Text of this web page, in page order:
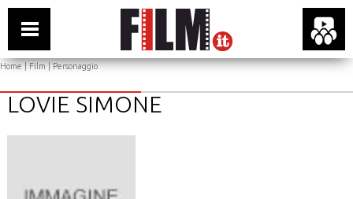
Home|Film| Personaggio
LOVIE SIMONE